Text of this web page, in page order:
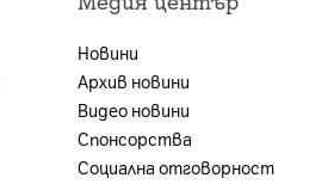
Новини
Архив новини
Видео новини
Спонсорства
Социална отговорност